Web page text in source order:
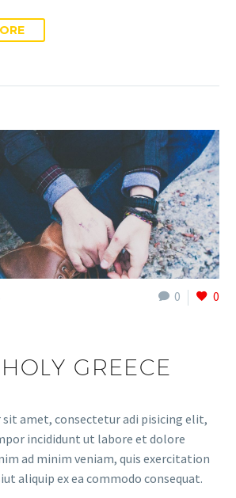
0 0
HOLY GREECE
amet, consectetur adi pisicing elit,
incididunt ut labore et dolore
ad minim veniam, quis exercitation
aliquip ex ea commodo consequat.